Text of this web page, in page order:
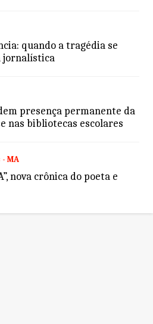
quando a tragédia se
jornalística
presença permanente da
nas bibliotecas escolares
MA
nova crônica do poeta e